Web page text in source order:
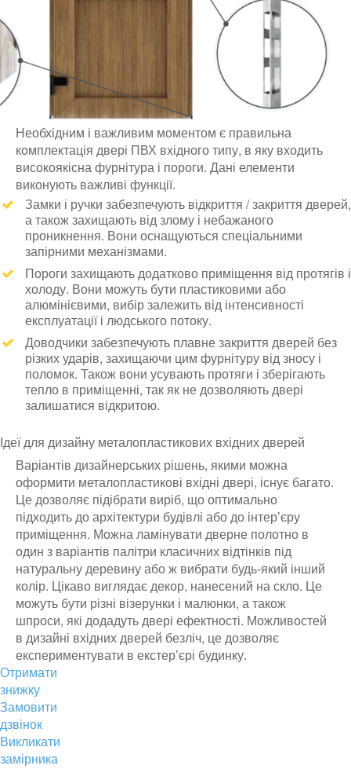
Необхідним і важливим моментом є правильна
комплектація двері ПВХ вхідного типу, в яку входить
високоякісна фурнітура і пороги. Дані елементи
виконують важливі функції.
Замки і ручки забезпечують відкриття / закриття дверей,
а також захищають від злому і небажаного
проникнення. Вони оснащуються спеціальними
запірними механізмами.
Пороги захищають додатково приміщення від протягів і
холоду. Вони можуть бути пластиковими або
алюмінієвими, вибір залежить від інтенсивності
експлуатації і людського потоку.
Доводчики забезпечують плавне закриття дверей без
різких ударів, захищаючи цим фурнітуру від зносу і
поломок. Також вони усувають протяги і зберігають
тепло в приміщенні, так як не дозволяють двері
залишатися відкритою.
Ідеї для дизайну металопластикових вхідних дверей
Варіантів дизайнерських рішень, якими можна
оформити металопластикові вхідні двері, існує багато.
Це дозволяє підібрати виріб, що оптимально
підходить до архітектури будівлі або до інтер’єру
приміщення. Можна ламінувати дверне полотно в
один з варіантів палітри класичних відтінків під
натуральну деревину або ж вибрати будь-який інший
колір. Цікаво виглядає декор, нанесений на скло. Це
можуть бути різні візерунки і малюнки, а також
шпроси, які додадуть двері ефектності. Можливостей
в дизайні вхідних дверей безліч, це дозволяє
експериментувати в екстер’єрі будинку.
Отримати
знижку
Замовити
дзвінок
Викликати
замірника